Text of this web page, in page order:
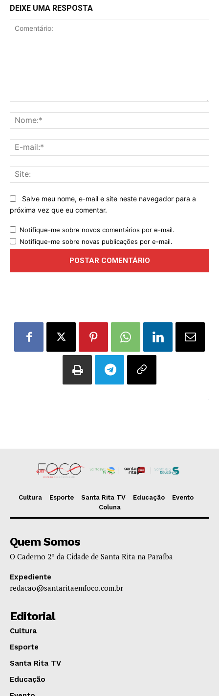
DEIXE UMA RESPOSTA
Salve meu nome, e-mail e site neste navegador para a
próxima vez que eu comentar.
Notifique-me sobre novos comentários por e-mail.
Notifique-me sobre novas publicações por e-mail.
Cultura Esporte Santa Rita TV Educação
Evento
Coluna
Quem Somos
O Caderno 2º da Cidade de Santa Rita na Paraíba
Expediente
redacao@santaritaemfoco.com.br
Editorial
Cultura
Esporte
Santa Rita TV
Educação